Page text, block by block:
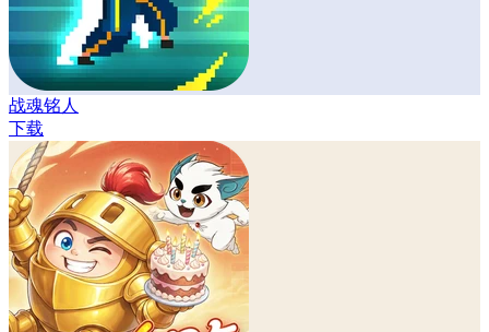
战魂铭人
下载